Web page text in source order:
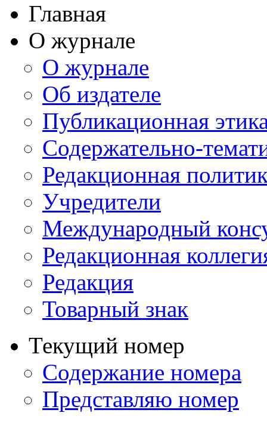
Главная
О журнале
О журнале
Об издателе
Публикационная
Содержательно-
Редакционная
Учредители
Международный
Редакционная
Редакция
Товарный знак
Текущий номер
Содержание номера
Представляю номер